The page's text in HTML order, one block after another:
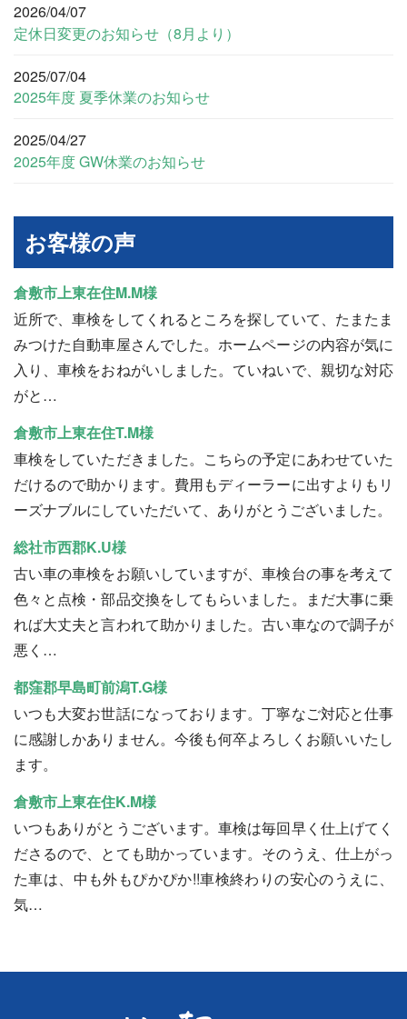
2026/04/07
定休日変更のお知らせ（8月より）
2025/07/04
2025年度 夏季休業のお知らせ
2025/04/27
2025年度 GW休業のお知らせ
お客様の声
倉敷市上東在住M.M様
近所で、車検をしてくれるところを探していて、たまたま
みつけた自動車屋さんでした。ホームページの内容が気に
入り、車検をおねがいしました。ていねいで、親切な対応
がと…
倉敷市上東在住T.M様
車検をしていただきました。こちらの予定にあわせていた
だけるので助かります。費用もディーラーに出すよりもリ
ーズナブルにしていただいて、ありがとうございました。
総社市西郡K.U様
古い車の車検をお願いしていますが、車検台の事を考えて
色々と点検・部品交換をしてもらいました。まだ大事に乗
れば大丈夫と言われて助かりました。古い車なので調子が
悪く…
都窪郡早島町前潟T.G様
いつも大変お世話になっております。丁寧なご対応と仕事
に感謝しかありません。今後も何卒よろしくお願いいたし
ます。
倉敷市上東在住K.M様
いつもありがとうございます。車検は毎回早く仕上げてく
ださるので、とても助かっています。そのうえ、仕上がっ
た車は、中も外もぴかぴか!!車検終わりの安心のうえに、
気…